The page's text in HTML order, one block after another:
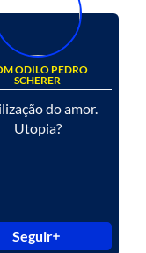
ODILO PEDRO
SCHERER
do amor.
Utopia?
Seguir